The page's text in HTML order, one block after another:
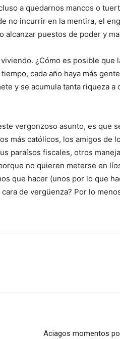
a quedarnos mancos o
no incurrir en la mentira, el
alcanzar puestos de poder y
¿Cómo es posible que
cada año haya más
y se acumula tanta riqueza a
vergonzoso asunto, es que
más católicos, los amigos de
paraísos fiscales, otros
no quieren meterse en
que hacer (unos por lo que
de vergüenza? Por lo
Aciagos momentos